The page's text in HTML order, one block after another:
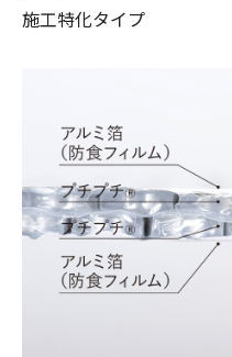
施工特化タイプ